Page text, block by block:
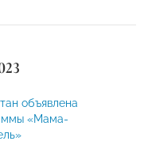
объявлена
«Мама-